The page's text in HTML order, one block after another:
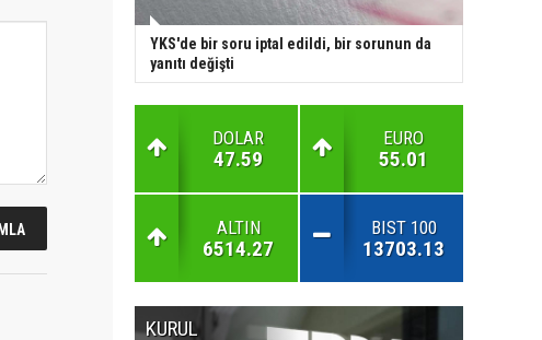
YKS'de bir soru iptal edildi, bir sorunun da
yanıtı değişti
DOLAR
47.59
EURO
55.01
ALTIN
6514.27
BIST 100
13703.13
KURUL